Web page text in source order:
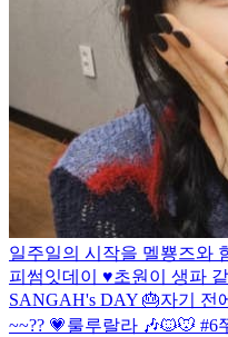
일주일의 시작을 멜뿅즈와
피썸잇데이 ♥️초원이 생파
SANGAH's DAY 🎂자기 전
~~?? 💗룰루랄라 🎶🐱🐭 #6